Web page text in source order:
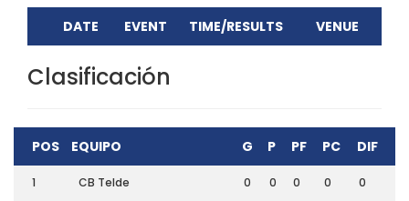
DATE EVENT TIME/RESULTS VENUE
Clasificación
POS EQUIPO G P PF PC DIF
1 CB Telde 0 0 0 0 0